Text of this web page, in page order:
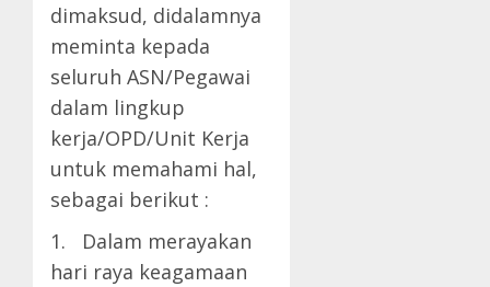
dimaksud, didalamnya
meminta kepada
seluruh ASN/Pegawai
dalam lingkup
kerja/OPD/Unit Kerja
untuk memahami hal,
sebagai berikut :
1. Dalam merayakan
hari raya keagamaan